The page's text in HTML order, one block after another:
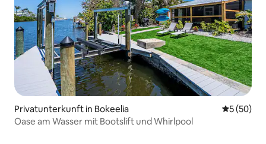
Privatunterkunft in Bokeelia
5 (50)
Oase am Wasser mit Bootslift und Whirlpool